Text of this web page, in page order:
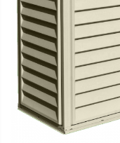
Accesorii Piscina
Roboti si aspiratoare
Acoperire piscina
Dusuri solare
Filtrare piscina
Iluminat piscina
Incalzire piscina
Universale
Ramuri groase
Gard viu
Gazon si iarba
Telescopice
Accesorii foarfece
Topoare si fierastraie
Lazi de depozitare